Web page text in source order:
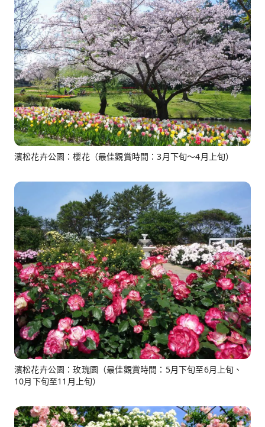
濱松花卉公園：櫻花（最佳觀賞時間：3月下旬～4月上旬）
濱松花卉公園：玫瑰園（最佳觀賞時間：5月下旬至6月上旬、
10月下旬至11月上旬）